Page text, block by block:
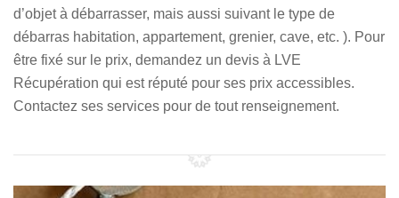
d’objet à débarrasser, mais aussi suivant le type de
débarras habitation, appartement, grenier, cave, etc. ). Pour
être fixé sur le prix, demandez un devis à LVE
Récupération qui est réputé pour ses prix accessibles.
Contactez ses services pour de tout renseignement.